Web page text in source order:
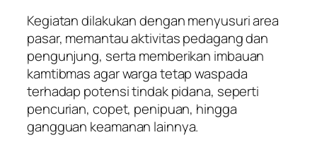
Kegiatan dilakukan dengan menyusuri area
pasar, memantau aktivitas pedagang dan
pengunjung, serta memberikan imbauan
kamtibmas agar warga tetap waspada
terhadap potensi tindak pidana, seperti
pencurian, copet, penipuan, hingga
gangguan keamanan lainnya.